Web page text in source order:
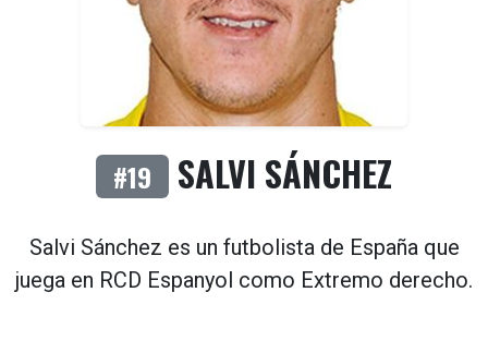
#19 SALVI SÁNCHEZ
Salvi Sánchez es un futbolista de Españaque
juega en RCD Espanyol como Extremo derecho.